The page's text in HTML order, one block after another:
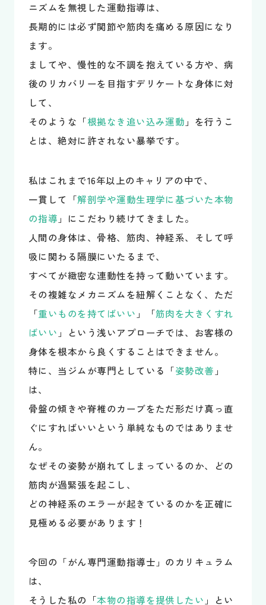
ニズムを無視した運動指導は、
長期的には必ず関節や筋肉を痛める原因になり
ます。
ましてや、慢性的な不調を抱えている方や、病
後のリカバリーを目指すデリケートな身体に対
して、
そのような「根拠なき追い込み運動 」を行うこ
とは、絶対に許されない暴挙です。
私はこれまで16年以上のキャリアの中で、
一貫して「解剖学や運動生理学に基づいた本物
の指導 」にこだわり続けてきました。
人間の身体は、骨格、筋肉、神経系、そして呼
吸に関わる隔膜にいたるまで、
すべてが緻密な連動性を持って動いています。
その複雑なメカニズムを紐解くことなく、ただ
「重いものを持てばいい 」「筋肉を大きくすれ
ばいい 」という浅いアプローチでは、お客様の
身体を根本から良くすることはできません。
特に、当ジムが専門としている「姿勢改善 」
は、
骨盤の傾きや脊椎のカーブをただ形だけ真っ直
ぐにすればいいという単純なものではありませ
ん。
なぜその姿勢が崩れてしまっているのか、どの
筋肉が過緊張を起こし、
どの神経系のエラーが起きているのかを正確に
見極める必要があります！
今回の「がん専門運動指導士」のカリキュラム
は、
そうした私の「本物の指導を提供したい 」とい